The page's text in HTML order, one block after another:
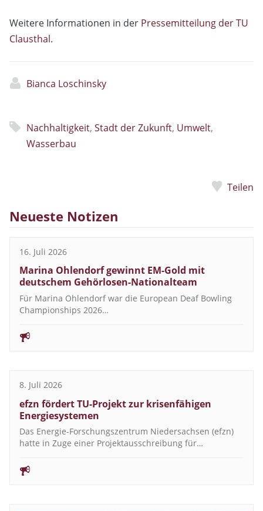
Weitere Informationen in der Pressemitteilung der TU
Clausthal.
Bianca Loschinsky
Nachhaltigkeit, Stadt der Zukunft, Umwelt,
Wasserbau
Teilen
Neueste Notizen
16. Juli 2026
Marina Ohlendorf gewinnt EM-Gold mit
deutschem Gehörlosen-Nationalteam
Für Marina Ohlendorf war die European Deaf Bowling
Championships 2026…
8. Juli 2026
efzn fördert TU-Projekt zur krisenfähigen
Energiesystemen
Das Energie-Forschungszentrum Niedersachsen (efzn)
hatte in Zuge einer Projektausschreibung für…